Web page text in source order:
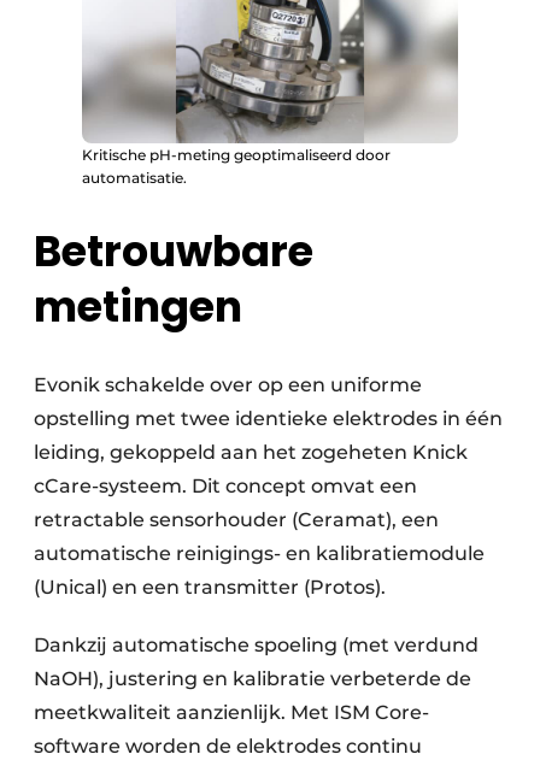
Kritische pH-meting geoptimaliseerd door
automatisatie.
Betrouwbare
metingen
Evonik schakelde over op een uniforme
opstelling met twee identieke elektrodes in één
leiding, gekoppeld aan het zogeheten Knick
cCare-systeem. Dit concept omvat een
retractable sensorhouder (Ceramat), een
automatische reinigings- en kalibratiemodule
(Unical) en een transmitter (Protos).
Dankzij automatische spoeling (met verdund
NaOH), justering en kalibratie verbeterde de
meetkwaliteit aanzienlijk. Met ISM Core-
software worden de elektrodes continu